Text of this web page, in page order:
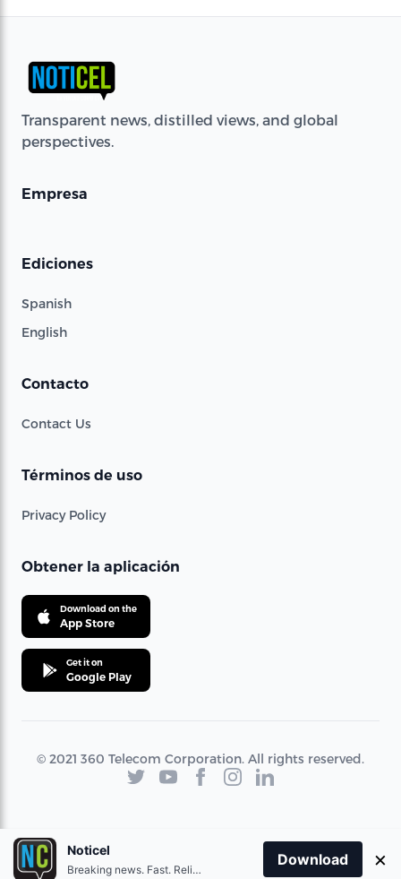
Transparent news, distilled views, and global
perspectives.
Empresa
Ediciones
Spanish
English
Contacto
Contact Us
Términos de uso
Privacy Policy
Obtener la aplicación
Download on the
App Store
Get it on
Google Play
© 2021 360 Telecom Corporation. All rights reserved.
Noticel
Breaking news. Fast. Reliable.
Download ×